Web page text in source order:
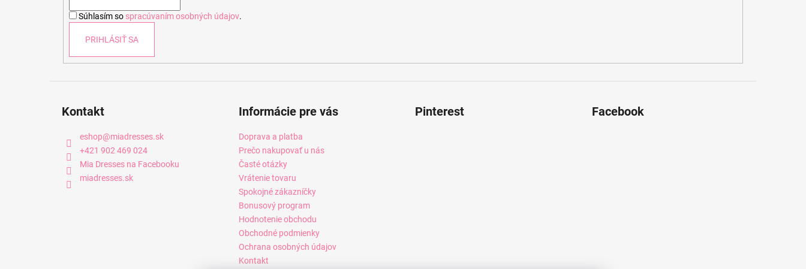
Súhlasím so spracúvaním osobných údajov.
PRIHLÁSIŤ SA
Kontakt
eshop@miadresses.sk
+421 902 469 024
Mia Dresses na Facebooku
miadresses.sk
Informácie pre vás
Doprava a platba
Prečo nakupovať u nás
Časté otázky
Vrátenie tovaru
Spokojné zákazníčky
Bonusový program
Hodnotenie obchodu
Obchodné podmienky
Ochrana osobných údajov
Kontakt
Pinterest Facebook